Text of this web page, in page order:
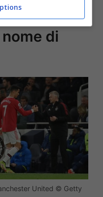
di
United © Getty